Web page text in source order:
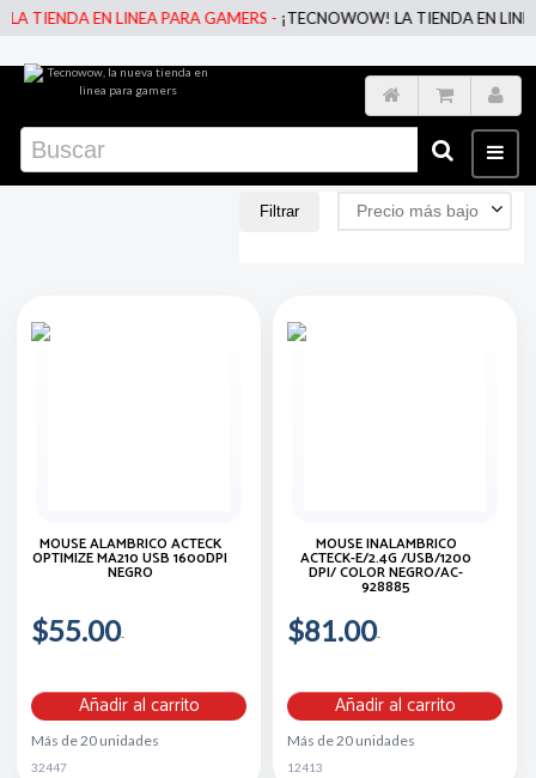
EN LINEA PARA GAMERS -¡TECNOWOW! LA TIENDA EN LINEA PARA
Filtrar Precio más bajo
MOUSE ALÁMBRICO ACTECK
OPTIMIZE MA210 USB 1600DPI
NEGRO
$55.00
Añadir al carrito
Más de 20 unidades
32447
MOUSE INALAMBRICO
ACTECK-E/2.4G /USB/1200
DPI/ COLOR NEGRO/AC-
928885
$81.00
Añadir al carrito
Más de 20 unidades
12413